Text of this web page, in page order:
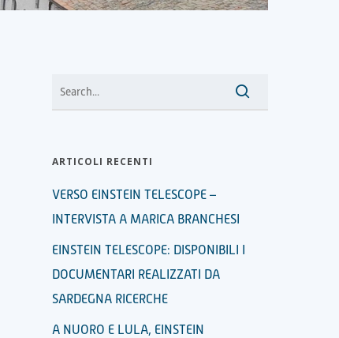
ARTICOLI RECENTI
VERSO EINSTEIN TELESCOPE –
INTERVISTA A MARICA BRANCHESI
EINSTEIN TELESCOPE: DISPONIBILI I
DOCUMENTARI REALIZZATI DA
SARDEGNA RICERCHE
A NUORO E LULA, EINSTEIN